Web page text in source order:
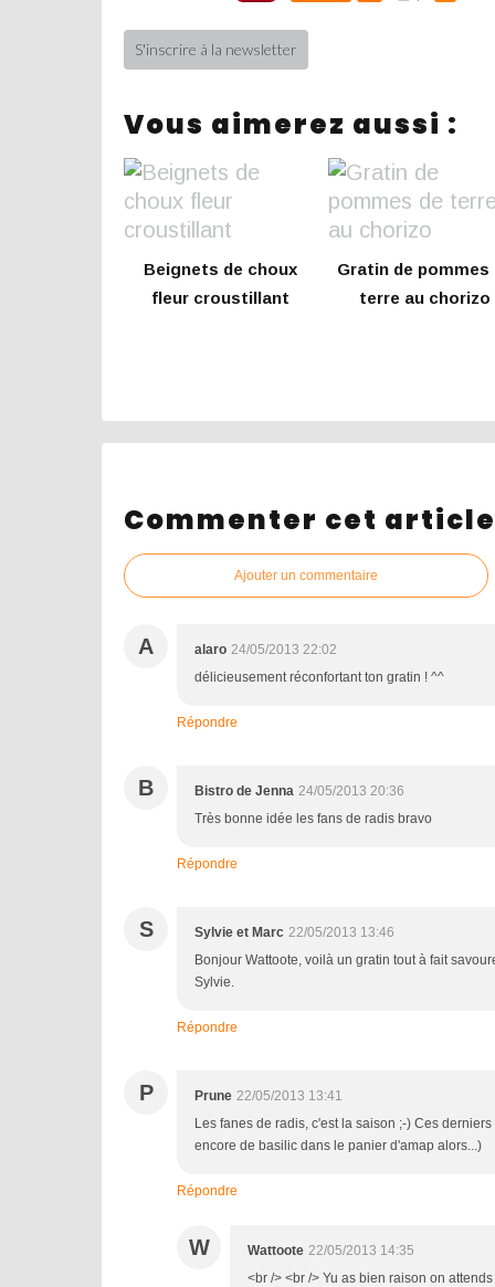
S'inscrire à la newsletter
Vous aimerez aussi :
Beignets de choux
fleur croustillant
Gratin de pommes
terre au chorizo
Commenter cet article
Ajouter un commentaire
A alaro 24/05/2013 22:02
délicieusement réconfortant ton gratin ! ^^
Répondre
B Bistro de Jenna 24/05/2013 20:36
Très bonne idée les fans de radis bravo
Répondre
S Sylvie et Marc 22/05/2013 13:46
Bonjour Wattoote, voilà un gratin tout à fait
Sylvie.
Répondre
P Prune 22/05/2013 13:41
Les fanes de radis, c'est la saison ;-) Ces
encore de basilic dans le panier d'amap alors...)
Répondre
W Wattoote 22/05/2013 14:35
<br /> <br /> Yu as bien raison on